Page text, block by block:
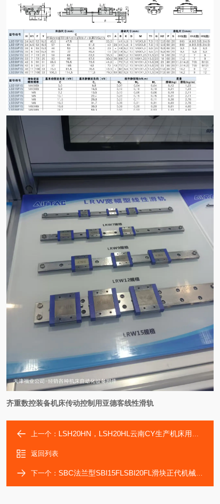
齐重数控装备机床传动控制用亚德客线性滑轨
上一个： LSH20HN，LSH20HL云南CY生产机床用高精度四方型滑块亚德客
返回列表
下一个： SBC法兰型SBI15FLSBI20FL滑块正代机械HL-560高速车床轴承